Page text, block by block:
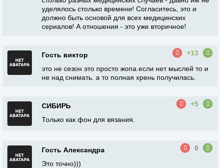
уделялось столько времени! Согласитесь, это и
должно быть основой для всех медицинских
сериалов! А отношения - это уже вторичное!
Гость виктор
+13
это не сезон это просто жопа.если нет мыслей то и
не над снимать. а то полная хрень получилась.
СИБИРЬ
+5
Только как фон для вязания.
Гость Александра
0
Это точно)))